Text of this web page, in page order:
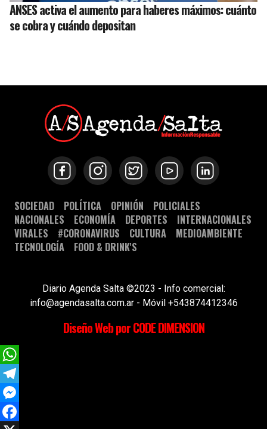
ANSES activa el aumento para haberes máximos: cuánto
se cobra y cuándo depositan
SOCIEDAD POLÍTICA OPINIÓN
POLICIALES
NACIONALES
ECONOMÍA DEPORTES
INTERNACIONALES
VIRALES
#CORONAVIRUS CULTURA
MEDIOAMBIENTE
TECNOLOGÍA
FOOD & DRINK'S
Diario Agenda Salta ©2023 - Info comercial:
info@agendasalta.com.ar - Móvil +543874412346
Diseño Web por CODE DIMENSION
WhatsApp
Telegram
Messenger